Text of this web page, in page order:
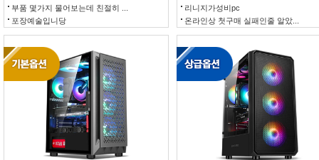
부품 몇가지 물어보는데 친절히 ...
포장예술입니당
리니지가성비pc
온라인상 첫구매 실패인줄 알았...